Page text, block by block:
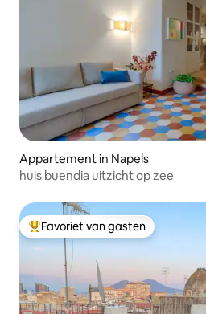
Appartement in Napels
huis buendia uitzicht op zee
Topfavoriet van gasten
Favoriet van gasten